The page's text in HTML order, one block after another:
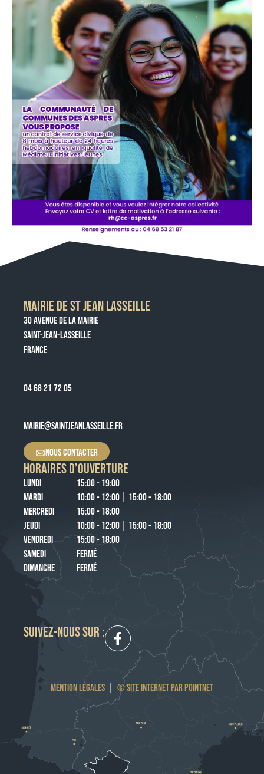
MAIRIE DE ST JEAN LASSEILLE
30 AVENUE DE LA MAIRIE
SAINT-JEAN-LASSEILLE
FRANCE
04 68 21 72 05
MAIRIE@SAINTJEANLASSEILLE.FR
NOUS CONTACTER
HORAIRES D’OUVERTURE
LUNDI
15:00 - 19:00
MARDI
10:00 - 12:00 | 15:00 - 18:00
MERCREDI
15:00 - 18:00
JEUDI
10:00 - 12:00 | 15:00 - 18:00
VENDREDI
15:00 - 18:00
SAMEDI
FERMÉ
DIMANCHE
FERMÉ
SUIVEZ-NOUS SUR :
MENTION LÉGALES © SITE INTERNET PAR POINTNET